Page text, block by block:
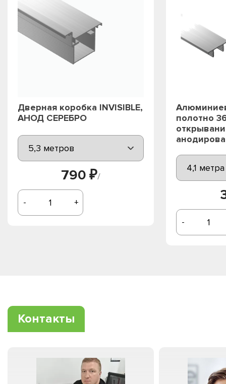
Дверная коробка INVISIBLE,
АНОД СЕРЕБРО
790 ₽/
- +
полотно
-
Контакты